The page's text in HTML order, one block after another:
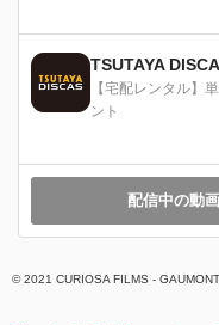
TSUTAYA
【宅配レンタル】
ント
配信中の動
© 2021 CURIOSA FILMS -